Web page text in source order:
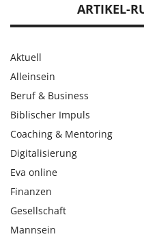
ARTIKEL-
Aktuell
Alleinsein
Beruf & Business
Biblischer Impuls
Coaching & Mentoring
Digitalisierung
Eva online
Finanzen
Gesellschaft
Mannsein